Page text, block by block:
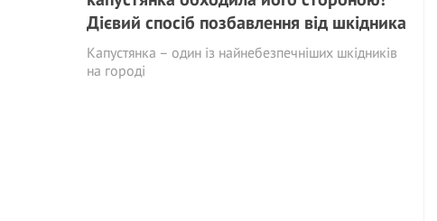
Дієвий спосіб позбавлення від шкідника
Капустянка – один із найнебезпечніших шкідників
на городі